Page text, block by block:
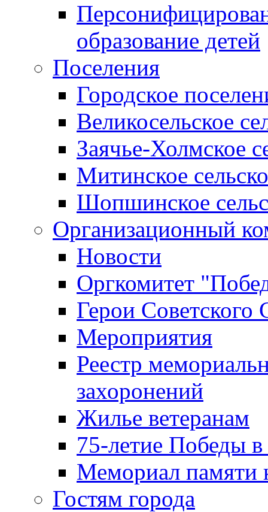
образование детей
Поселения
Городское
Великосельское
Заячье-Холмское
Митинское
Шопшинское
Организационный
Новости
Оргкомитет
Герои Советского
Мероприятия
Реестр
захоронений
Жилье ветеранам
75-летие Победы
Мемориал памяти
Гостям города